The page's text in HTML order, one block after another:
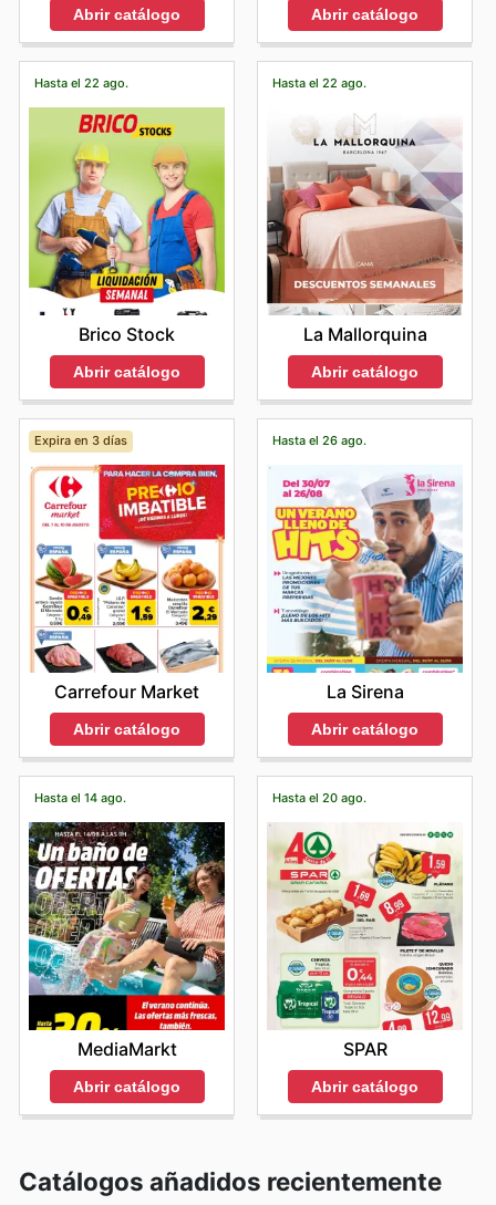
Abrir catálogo Abrir catálogo
Hasta el 22 ago.
Brico Stock
Abrir catálogo
Hasta el 22 ago.
La Mallorquina
Abrir catálogo
Expira en 3 días
Carrefour Market
Abrir catálogo
Hasta el 26 ago.
La Sirena
Abrir catálogo
Hasta el 14 ago.
MediaMarkt
Abrir catálogo
Hasta el 20 ago.
SPAR
Abrir catálogo
Catálogos añadidos recientemente